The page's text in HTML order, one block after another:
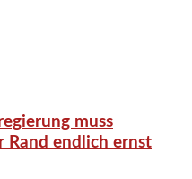
muss
Rand endlich ernst